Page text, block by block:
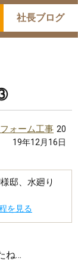
社長ブログ
ォーム工事 20
19年12月16日
邸、水廻り
を見る
ね…